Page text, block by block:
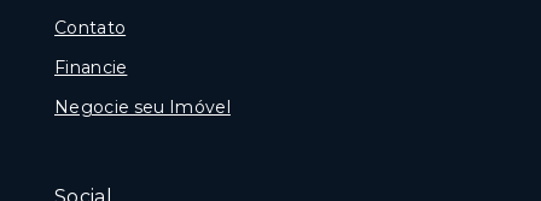
Contato
Financie
Negocie seu Imóvel